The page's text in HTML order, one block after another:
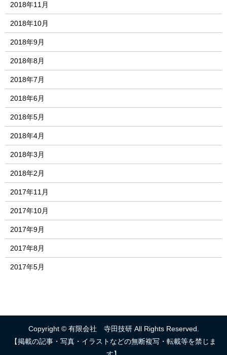
2018年11月
2018年10月
2018年9月
2018年8月
2018年7月
2018年6月
2018年5月
2018年4月
2018年3月
2018年2月
2017年11月
2017年10月
2017年9月
2017年8月
2017年5月
Copyright © 有限会社 寺田技研 All Rights Reserved.
【掲載の記事・写真・イラストなどの無断複写・転載等を禁じま